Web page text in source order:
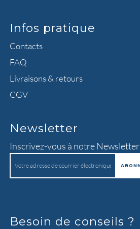
Infos pratique
Contacts
FAQ
Livraisons & retours
CGV
Newsletter
Inscrivez-vous à notre Newsletter
Besoin de conseils ?